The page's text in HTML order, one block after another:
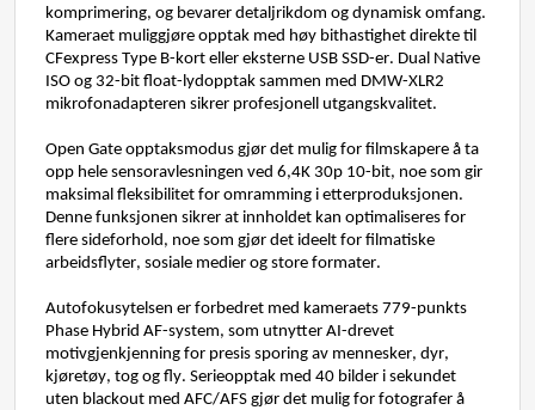
komprimering, og bevarer detaljrikdom og dynamisk omfang
Kameraet muliggjøre opptak med høy bithastighet direkte til
CFexpress Type B-kort eller eksterne USB SSD-er. Dual Native
ISO og 32-bit float-lydopptak sammen med DMW-XLR2
mikrofonadapteren sikrer profesjonell utgangskvalitet.
Open Gate opptaksmodus gjør det mulig for filmskapere
opp hele sensoravlesningen ved 6,4K 30p 10-bit, noe som gir
maksimal fleksibilitet for omramming i etterproduksjonen.
Denne funksjonen sikrer at innholdet kan optimaliseres
flere sideforhold, noe som gjør det ideelt for filmatiske
arbeidsflyter, sosiale medier og store formater.
Autofokusytelsen er forbedret med kameraets 779-punkts
Phase Hybrid AF-system, som utnytter AI-drevet
motivgjenkjenning for presis sporing av mennesker, dyr,
kjøretøy, tog og fly. Serieopptak med 40 bilder i sekundet
uten blackout med AFC/AFS gjør det mulig for fotografer å